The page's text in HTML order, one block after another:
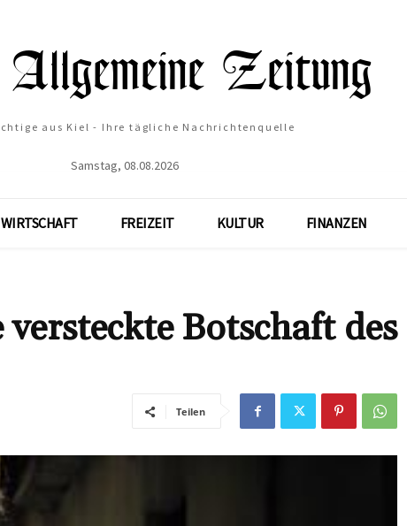
aus Kiel - Ihre tägliche Nachrichtenquelle
Samstag, 08.08.2026
WIRTSCHAFT FREIZEIT KULTUR FINANZEN
Botschaft des
Teilen